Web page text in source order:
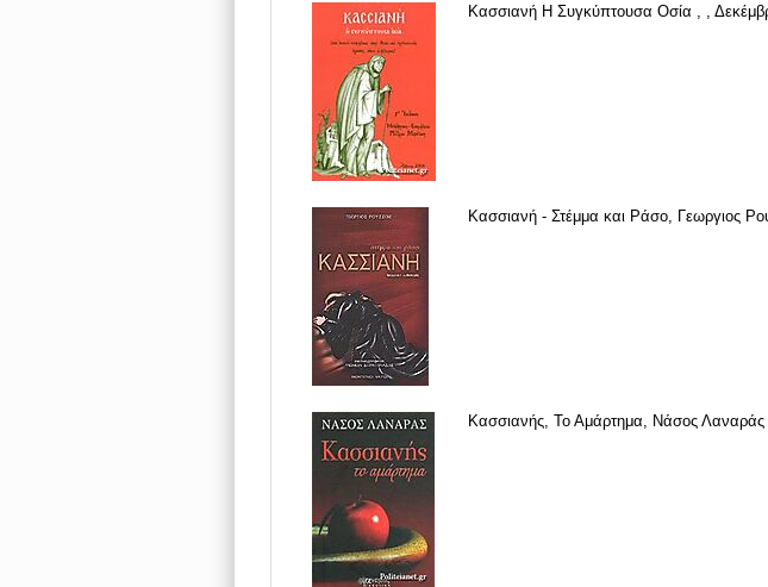
Κασσιανή Η Συγκύπτουσα Οσία , ,
Κασσιανή - Στέμμα και Ράσο, Γεωργιος
Κασσιανής, Το Αμάρτημα, Νάσος